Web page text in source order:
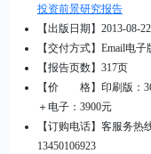
投资前景研究报告
【出版日期】2013-08-
【交付方式】Email电
【报告页数】317页
【价 格】 印刷版：
＋电子：3900元
【订购电话】客服务热
13450106923